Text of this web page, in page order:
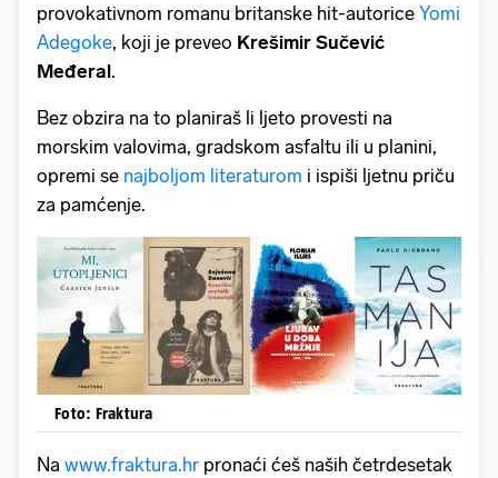
provokativnom romanu britanske hit-autorice Yomi
Adegoke, koji je preveo Krešimir Sučević
Međeral.
Bez obzira na to planiraš li ljeto provesti na
morskim valovima, gradskom asfaltu ili u planini,
opremi se najboljom literaturom i ispiši ljetnu priču
za pamćenje.
Foto: Fraktura
Na www.fraktura.hr pronaći ćeš naših četrdesetak